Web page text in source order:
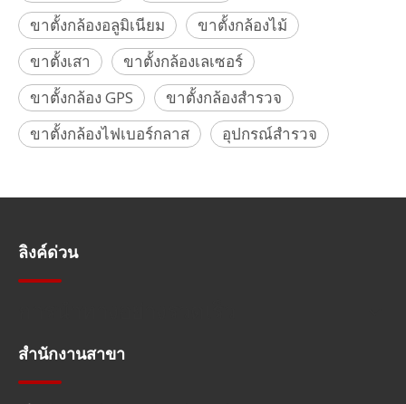
ขาตั้งกล้องอลูมิเนียม
ขาตั้งกล้องไม้
ขาตั้งเสา
ขาตั้งกล้องเลเซอร์
ขาตั้งกล้อง GPS
ขาตั้งกล้องสำรวจ
ขาตั้งกล้องไฟเบอร์กลาส
อุปกรณ์สำรวจ
ลิงค์ด่วน
สำนักงานสาขา